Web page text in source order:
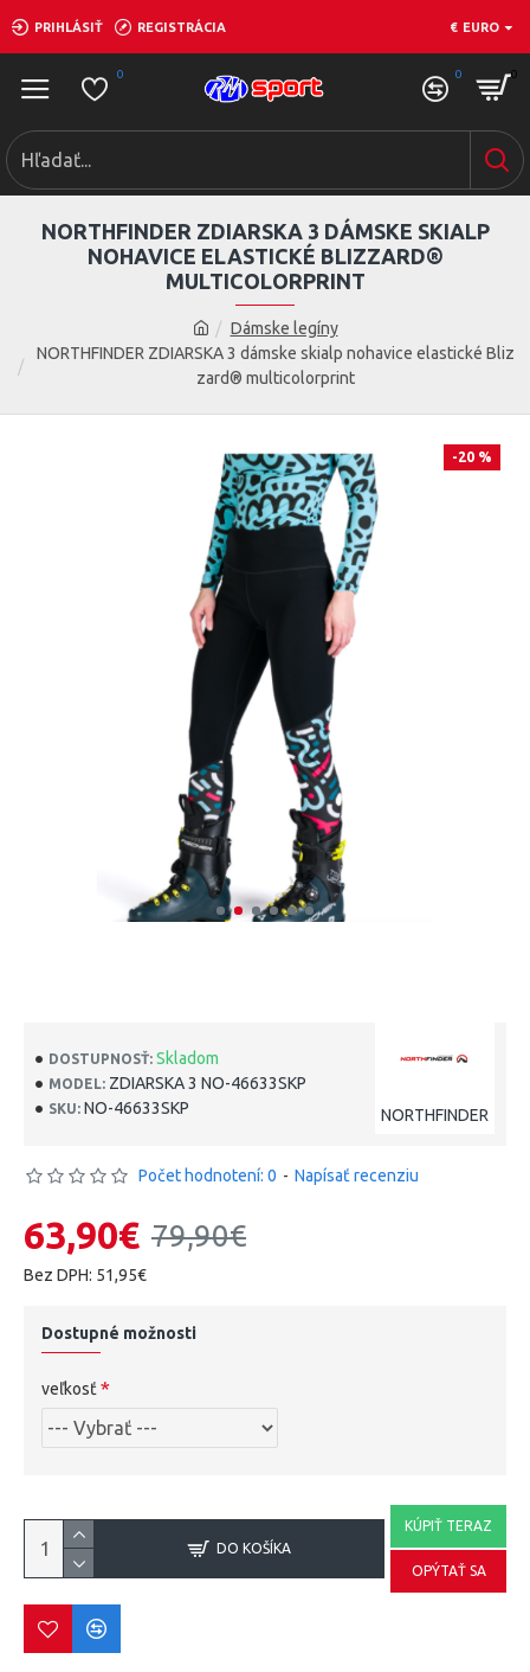
PRIHLÁSIŤ REGISTRÁCIA € EURO
0 0 0
Dámske legíny
NORTHFINDER ZDIARSKA 3 dámske skialp nohavice elastické Bliz
zard® multicolorprint
NORTHFINDER ZDIARSKA 3 DÁMSKE SKIALP
NOHAVICE ELASTICKÉ BLIZZARD®
MULTICOLORPRINT
-20 %
DOSTUPNOSŤ: Skladom
MODEL: ZDIARSKA 3 NO-46633SKP
SKU: NO-46633SKP NORTHFINDER
Počet hodnotení: 0 - Napísať recenziu
79,90€
63,90€
Bez DPH: 51,95€
Dostupné možnosti
veľkosť
DO KOŠÍKA
KÚPIŤ TERAZ
OPÝTAŤ SA